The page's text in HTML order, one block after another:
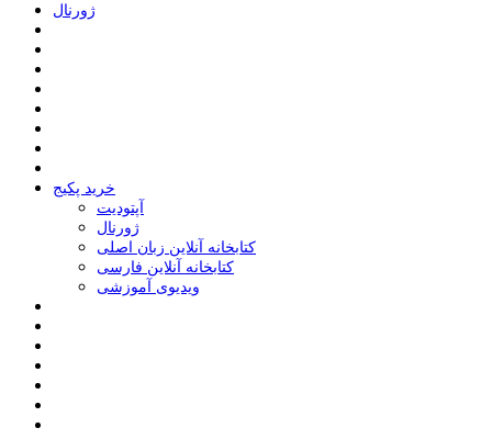
ﮊﻭﺭﻧﺎﻝ
خرید پکیج
ﺁﭘﺘﻮﺩﯾﺖ
ﮊﻭﺭﻧﺎﻝ
کتابخانه آنلاین زبان اصلی
کتابخانه آنلاین فارسی
ویدیوی آموزشی